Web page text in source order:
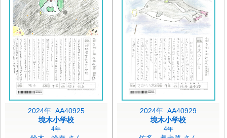
2024年 AA40925
境木小学校
4年
2024年 AA40929
境木小学校
4年